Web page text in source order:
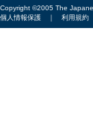
Copyright ©2005 The
個人情報保護 ｜ 利用規約